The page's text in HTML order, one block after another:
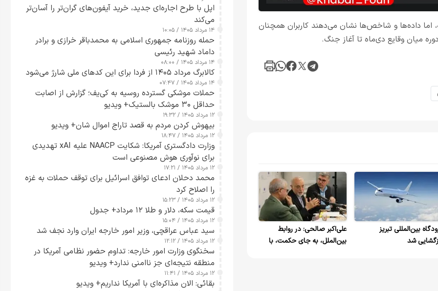
اما داده‌ها و شاخص‌ها نشان می‌دهند کاربران همچنان
میان وقایع دی‌ماه تا آغاز جنگ.
بین‌المللی تبریز
شد
علی‌اکبر صالحی: در روابط
بین‌الملل، به جای حکمت، با
اپل با طرح اجاره‌ای جدید، خرید آیفون‌های گران‌تر را آسان‌تر
می‌کند
۱۴ مرداد ۱۴۰۵ / ۱۰:۰۵
حمله روزنامه جمهوری اسلامی به محمدباقر خرازی و برادر
داماد شهید رئیسی
۱۴ مرداد ۱۴۰۵ / ۰۸:۰۰
کالابرگ مرداد ۱۴۰۵ از فردا برای این کدهای ملی شارژ می‌شود
۱۴ مرداد ۱۴۰۵ / ۰۷:۴۷
حملات موشکی گسترده روسیه به کی‌یف؛ گزارش از اصابت
حداقل ۳۰ موشک بالستیک+ ویدیو
۱۲ مرداد ۱۴۰۵ / ۱۹:۳۲
بیهوش کردن مردم به قصد تاراج اموال شان+ ویدیو
۱۲ مرداد ۱۴۰۵ / ۱۸:۴۷
وزارت دادگستری آمریکا: شکایت NAACP علیه xAI تهدیدی
برای نوآوری هوش مصنوعی است
۱۲ مرداد ۱۴۰۵ / ۱۷:۲۱
محمد دحلان ادعای توافق اسرائیل برای توقف حملات به غزه
را اصلاح کرد
۱۲ مرداد ۱۴۰۵ / ۱۵:۲۳
قیمت سکه، دلار و طلا ۱۲ مرداد+ جدول
۱۲ مرداد ۱۴۰۵ / ۱۵:۰۴
سید عباس عراقچی، وزیر امور خارجه ایران وارد نجف شد
۱۲ مرداد ۱۴۰۵ / ۱۲:۱۲
سخنگوی وزارت امور خارجه: تداوم حضور نظامی آمریکا در
منطقه نتیجه‌ای جز ناامنی ندارد+ ویدیو
۱۲ مرداد ۱۴۰۵ / ۱۱:۴۱
بقائی: الان مذاکره‌ای با آمریکا نداریم+ ویدیو